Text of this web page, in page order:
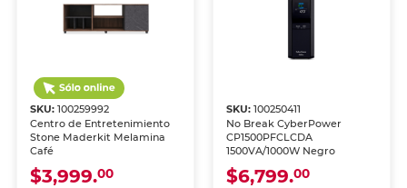
SKU:100259992
Centro de Entretenimiento
Stone Maderkit Melamina
Café
$3,999.00
SKU: 100250411
No Break CyberPower
CP1500PFCLCDA
1500VA/1000W Negro
$6,799.00